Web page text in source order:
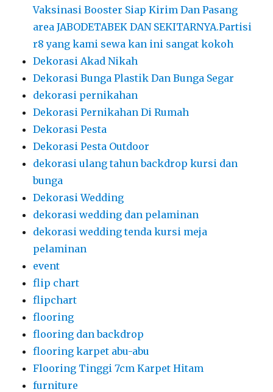
Vaksinasi Booster Siap Kirim Dan Pasang
area JABODETABEK DAN SEKITARNYA.Partisi
r8 yang kami sewa kan ini sangat kokoh
Dekorasi Akad Nikah
Dekorasi Bunga Plastik Dan Bunga Segar
dekorasi pernikahan
Dekorasi Pernikahan Di Rumah
Dekorasi Pesta
Dekorasi Pesta Outdoor
dekorasi ulang tahun backdrop kursi dan
bunga
Dekorasi Wedding
dekorasi wedding dan pelaminan
dekorasi wedding tenda kursi meja
pelaminan
event
flip chart
flipchart
flooring
flooring dan backdrop
flooring karpet abu-abu
Flooring Tinggi 7cm Karpet Hitam
furniture